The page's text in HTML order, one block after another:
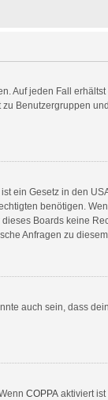
Auf jeden Fall
Benutzergruppen
ein Gesetz in den
benötigen.
Boards keine
Anfragen zu
auch sein, dass
COPPAaktiviert ist